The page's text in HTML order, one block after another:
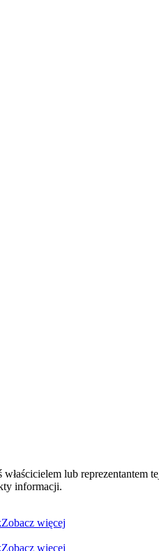
lub reprezentantem
informacji.
Zobacz więcej
Zobacz więcej